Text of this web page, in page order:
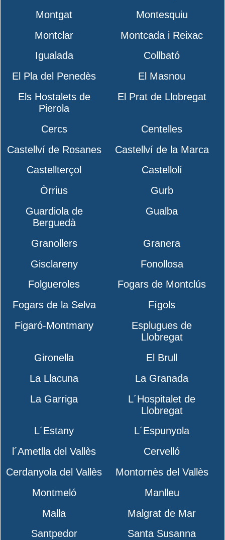
Montgat
Montesquiu
Montclar
Montcada i Reixac
Igualada
Collbató
El Pla del Penedès
El Masnou
Els Hostalets de
Pierola
El Prat de Llobregat
Cercs
Centelles
Castellví de Rosanes
Castellví de la Marca
Castellterçol
Castellolí
Òrrius
Gurb
Guardiola de
Berguedà
Gualba
Granollers
Granera
Gisclareny
Fonollosa
Folgueroles
Fogars de Montclús
Fogars de la Selva
Fígols
Figaró-Montmany
Esplugues de
Llobregat
Gironella
El Brull
La Llacuna
La Granada
La Garriga
L´Hospitalet de
Llobregat
L´Estany
L´Espunyola
l´Ametlla del Vallès
Cervelló
Cerdanyola del Vallès
Montornès del Vallès
Montmeló
Manlleu
Malla
Malgrat de Mar
Santpedor
Santa Susanna